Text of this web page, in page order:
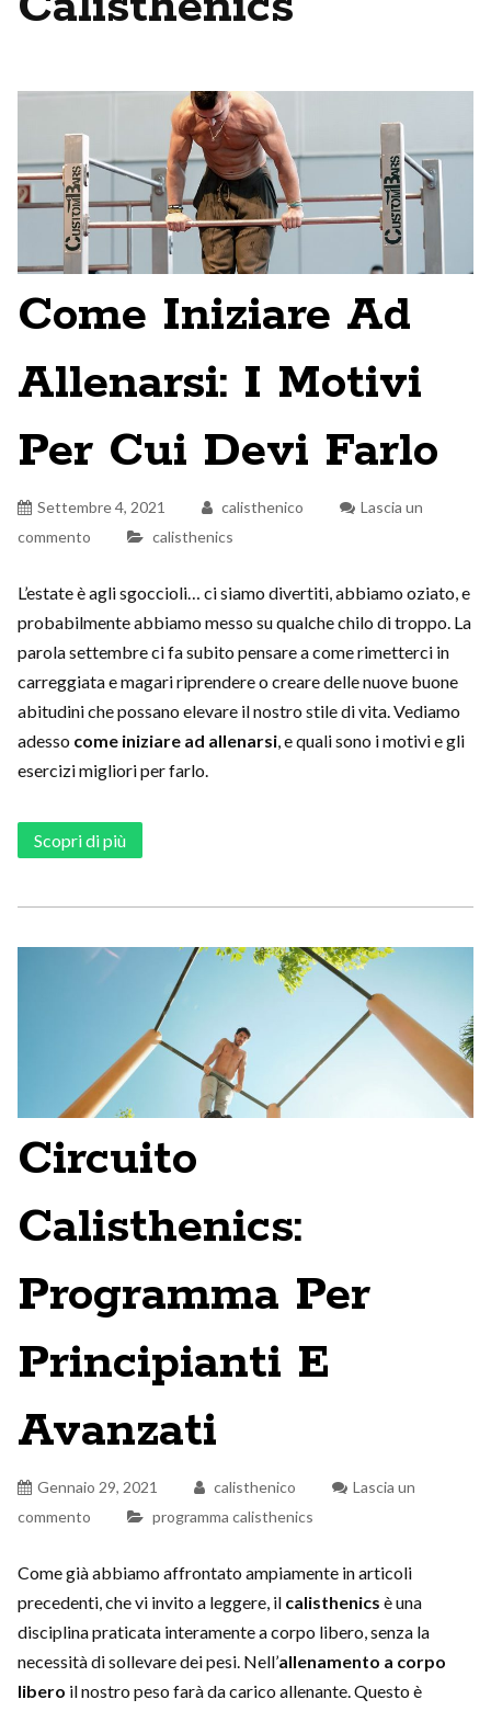
Come Iniziare Ad
Allenarsi: I Motivi
Per Cui Devi Farlo
Settembre 4, 2021 calisthenico
Lascia un
commento
calisthenics
L’estate è agli sgoccioli… ci siamo divertiti, abbiamo oziato, e
probabilmente abbiamo messo su qualche chilo di troppo. La
parola settembre ci fa subito pensare a come rimetterci in
carreggiata e magari riprendere o creare delle nuove buone
abitudini che possano elevare il nostro stile di vita. Vediamo
adesso come iniziare ad allenarsi, e quali sono i motivi e gli
esercizi migliori per farlo.
Scopri di più
Circuito
Calisthenics:
Programma Per
Principianti E
Avanzati
Gennaio 29, 2021 calisthenico
Lascia un
commento
programma calisthenics
Come già abbiamo affrontato ampiamente in articoli
precedenti, che vi invito a leggere, il calisthenics è una
disciplina praticata interamente a corpo libero, senza la
necessità di sollevare dei pesi. Nell’allenamento a corpo
libero il nostro peso farà da carico allenante. Questo è